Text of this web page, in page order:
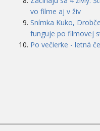
vo filme aj v živ
Snímka Kuko,
funguje po filmovej
Po večierke - letná